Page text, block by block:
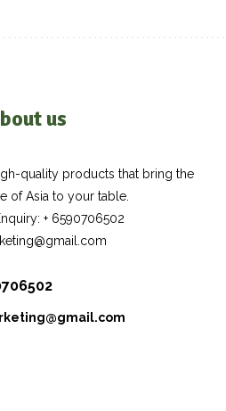
us
quality products that bring the
of Asia to your table.
+ 6590706502